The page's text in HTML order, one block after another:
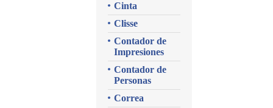
Cinta
Clisse
Contador de
Impresiones
Contador de
Personas
Correa